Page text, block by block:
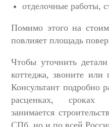
отделочные работы,
Помимо этого на
повлияет площадь
Чтобы уточнить
коттеджа, звоните
Консультант подробно
расценках, сроках
занимается
СПб, но и по всей